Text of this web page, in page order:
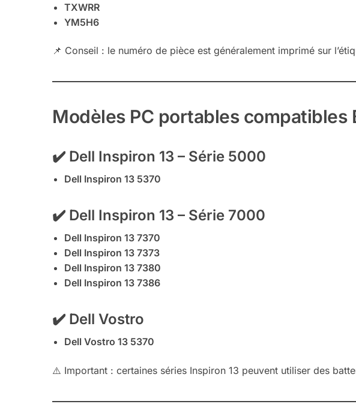
TXWRR
YM5H6
📌 Conseil : le numéro de pièce est généralement imprimé sur
Modèles PC portables compatibles
✔️ Dell Inspiron 13 – Série 5000
Dell Inspiron 13 5370
✔️ Dell Inspiron 13 – Série 7000
Dell Inspiron 13 7370
Dell Inspiron 13 7373
Dell Inspiron 13 7380
Dell Inspiron 13 7386
✔️ Dell Vostro
Dell Vostro 13 5370
⚠️ Important : certaines séries Inspiron 13 peuvent utiliser des